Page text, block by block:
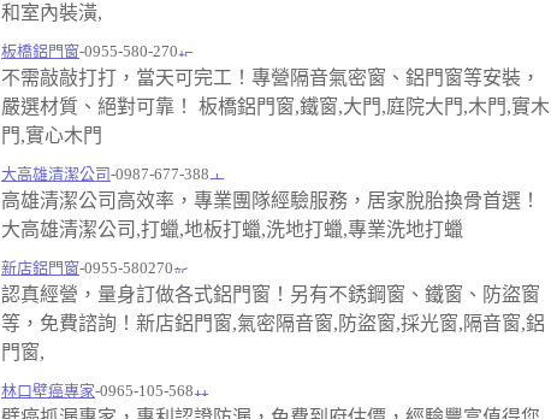
和室內裝潢,
板橋鋁門窗-0955-580-270
不需敲敲打打，當天可完工！專營隔音氣密窗、鋁門窗等安裝，
嚴選材質、絕對可靠！ 板橋鋁門窗,鐵窗,大門,庭院大門,木門,實木
門,實心木門
大高雄清潔公司-0987-677-388
高雄清潔公司高效率，專業團隊經驗服務，居家脫胎換骨首選！
大高雄清潔公司,打蠟,地板打蠟,洗地打蠟,專業洗地打蠟
新店鋁門窗-0955-580270
認真經營，量身訂做各式鋁門窗！另有不銹鋼窗、鐵窗、防盜窗
等，免費諮詢！新店鋁門窗,氣密隔音窗,防盜窗,採光窗,隔音窗,鋁
門窗,
林口壁癌專家-0965-105-568